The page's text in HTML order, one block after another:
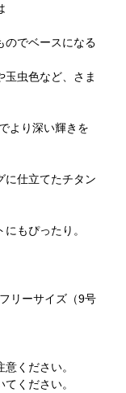
のでベースになる
玉虫色など、さま
より深い輝きを
に仕立てたチタン
もぴったり。
リーサイズ（9号
ください。
ください。